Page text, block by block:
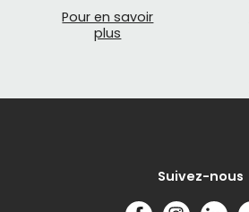
Pour en savoir
plus
Suivez-nous